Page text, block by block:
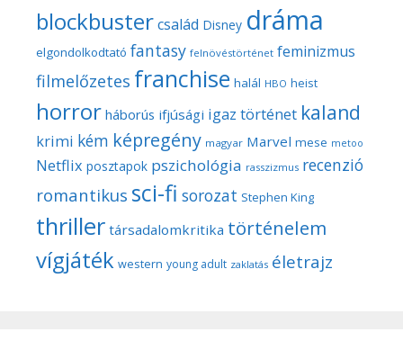
blockbustercsalád Disney dráma
elgondolkodtató fantasy felnövéstörténet feminizmus
filmelőzetes franchise halál HBO heist
horror háborús ifjúsági igaz történet kaland
krimi kém képregény magyar Marvel mese metoo
Netflix posztapok pszichológia rasszizmus recenzió
romantikus sci-fi sorozat Stephen King
thriller társadalomkritika történelem
vígjáték western young adult zaklatás életrajz